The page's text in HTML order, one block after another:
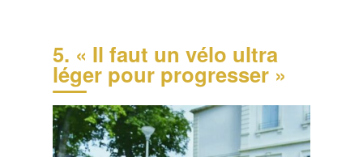
5. « Il faut un vélo ultra
léger pour progresser »